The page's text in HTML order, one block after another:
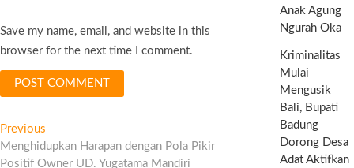
Save my name, email, and website in this
browser for the next time I comment.
Post
navigation
Previous
post:
Menghidupkan Harapan dengan Pola Pikir
Positif Owner UD. Yugatama Mandiri
Anak Agung
Ngurah Oka
Kriminalitas
Mulai
Mengusik
Bali, Bupati
Badung
Dorong Desa
Adat Aktifkan